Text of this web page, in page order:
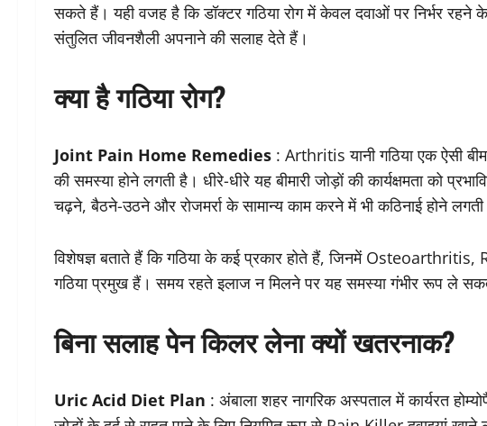
सकते हैं। यही वजह है कि डॉक्टर गठिया रोग में केवल दवाओं पर निर्भर
संतुलित जीवनशैली अपनाने की सलाह देते हैं।
क्या है गठिया रोग?
Joint Pain Home Remedies : Arthritis यानी गठिया एक ऐसी
की समस्या होने लगती है। धीरे-धीरे यह बीमारी जोड़ों की कार्यक्षमता को
चढ़ने, बैठने-उठने और रोजमर्रा के सामान्य काम करने में भी कठिनाई होने
विशेषज्ञ बताते हैं कि गठिया के कई प्रकार होते हैं, जिनमें
गठिया प्रमुख हैं। समय रहते इलाज न मिलने पर यह समस्या गंभीर रूप ले
बिना सलाह पेन किलर लेना क्यों खतरनाक?
Uric Acid Diet Plan : अंबाला शहर नागरिक अस्पताल में कार्यरत